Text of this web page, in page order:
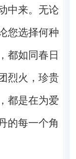
中来。无论
您选择何种
都如同春日
烈火，珍贵
都是在为爱
的每一个角